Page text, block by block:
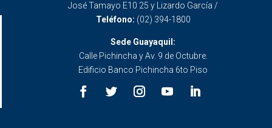
José Tamayo E10 25 y Lizardo García /
Teléfono: (02) 394-1800
Sede Guayaquil:
Calle Pichincha y Av. 9 de Octubre.
Edificio Banco Pichincha 6to Piso